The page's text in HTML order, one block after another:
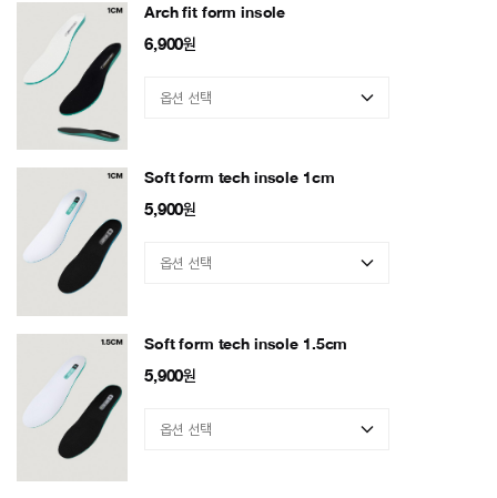
Arch fit form insole
6,900원
Soft form tech insole 1cm
5,900원
Soft form tech insole 1.5cm
5,900원